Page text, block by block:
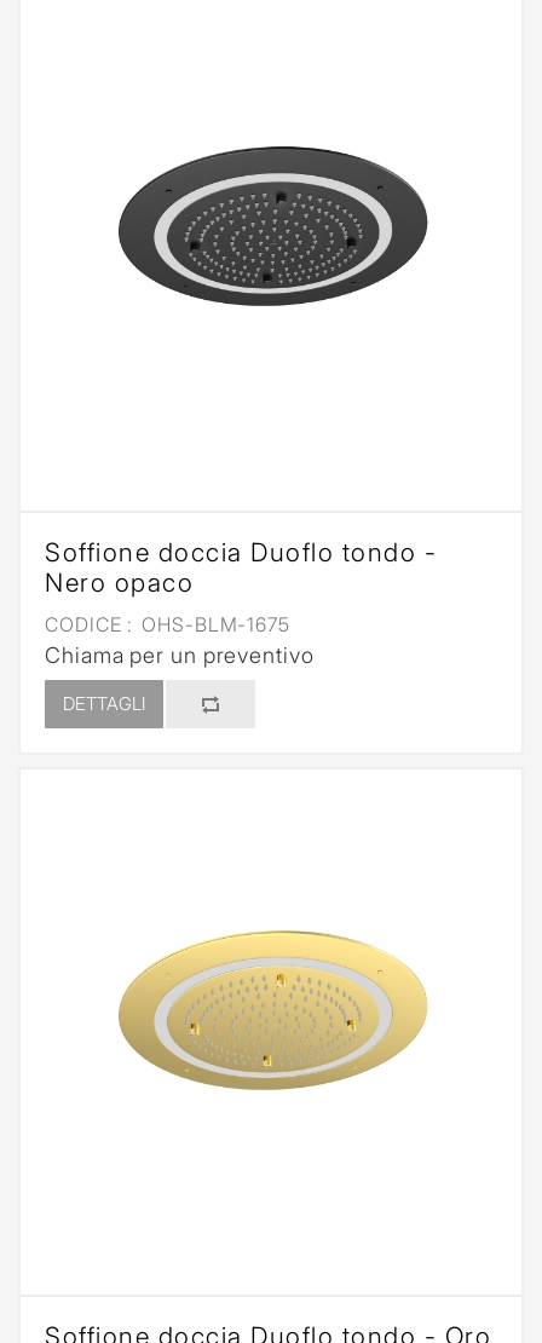
Soffione doccia Duoflo tondo -
Nero opaco
CODICE : OHS-BLM-1675
Chiama per un preventivo
DETTAGLI
Soffione doccia Duoflo tondo - Oro